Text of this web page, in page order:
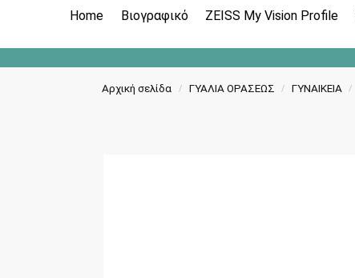
Home Βιογραφικό ZEISS My Vision Profile
Αρχική σελίδα / ΓΥΑΛΙΑ ΟΡΑΣΕΩΣ / ΓΥΝΑΙΚΕΙΑ /